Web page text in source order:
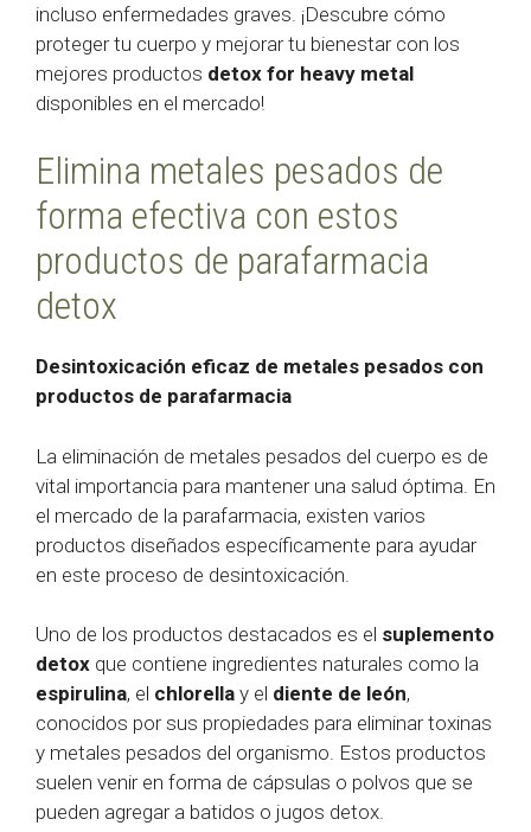
incluso enfermedades graves. ¡Descubre cómo
proteger tu cuerpo y mejorar tu bienestar con los
mejores productos detox for heavy metal
disponibles en el mercado!
Elimina metales pesados de
forma efectiva con estos
productos de parafarmacia
detox
Desintoxicación eficaz de metales pesados con
productos de parafarmacia
La eliminación de metales pesados del cuerpo es de
vital importancia para mantener una salud óptima. En
el mercado de la parafarmacia, existen varios
productos diseñados específicamente para ayudar
en este proceso de desintoxicación.
Uno de los productos destacados es el suplemento
detox que contiene ingredientes naturales como la
espirulina, el chlorella y el diente de león,
conocidos por sus propiedades para eliminar toxinas
y metales pesados del organismo. Estos productos
suelen venir en forma de cápsulas o polvos que se
pueden agregar a batidos o jugos detox.